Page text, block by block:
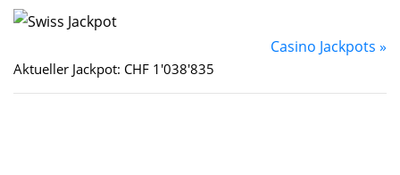
Casino Jackpots »
Aktueller Jackpot: CHF 1'038'835